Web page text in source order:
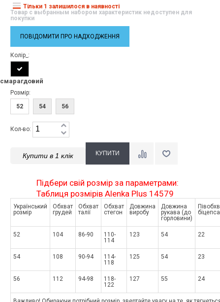
Тільки 1 залишилося в наявності
Товар с выбранным набором характеристик недоступен для
покупки
ПОВІДОМИТИ ПРО НАДХОДЖЕННЯ
Колір_:
смарагдовий
Розмір:
52
54 56
Кол-во:
Купити в 1 клік
Підбери свій розмір за параметрами:
Таблиця розмірів Alenka Plus 14579
Український
розмір
Обхват
грудей
Обхват
талії
Обхват
стегон
Довжина
виробу
Довжина
рукава (до
горловини)
біцепса
52 104 86-90
110-
114
123 54 22
54 108 90-94
114-
118
125 54 23
56 112 94-98
118-
122
127 55 24